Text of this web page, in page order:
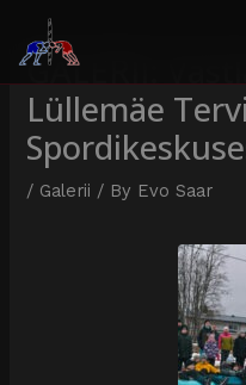
GALERII:
Lüllemäe
/ Galerii / By Evo Saar